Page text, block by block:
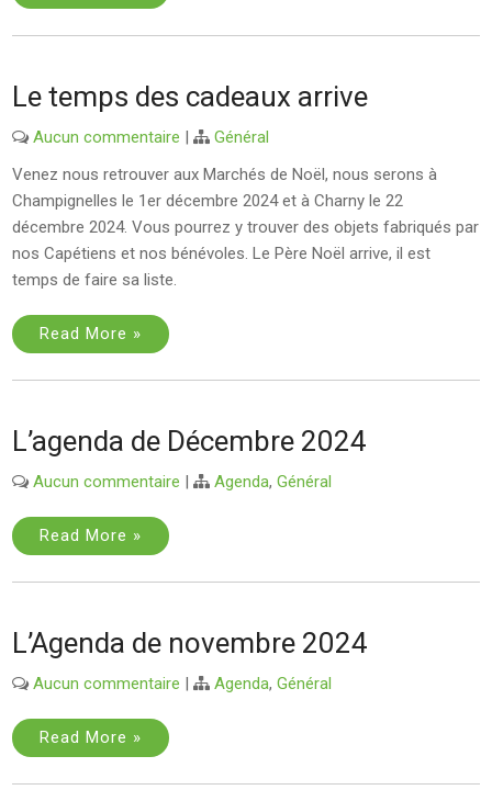
Le temps des cadeaux arrive
Aucun commentaire |
Général
Venez nous retrouver aux Marchés de Noël, nous serons à
Champignelles le 1er décembre 2024 et à Charny le 22
décembre 2024. Vous pourrez y trouver des objets fabriqués par
nos Capétiens et nos bénévoles. Le Père Noël arrive, il est
temps de faire sa liste.
Read More »
L’agenda de Décembre 2024
Aucun commentaire | Agenda,Général
Read More »
L’Agenda de novembre 2024
Aucun commentaire | Agenda,Général
Read More »